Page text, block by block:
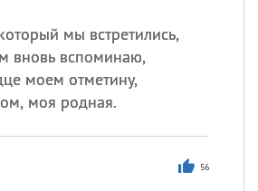
мы встретились,
вновь вспоминаю,
моем отметину,
моя родная.
56